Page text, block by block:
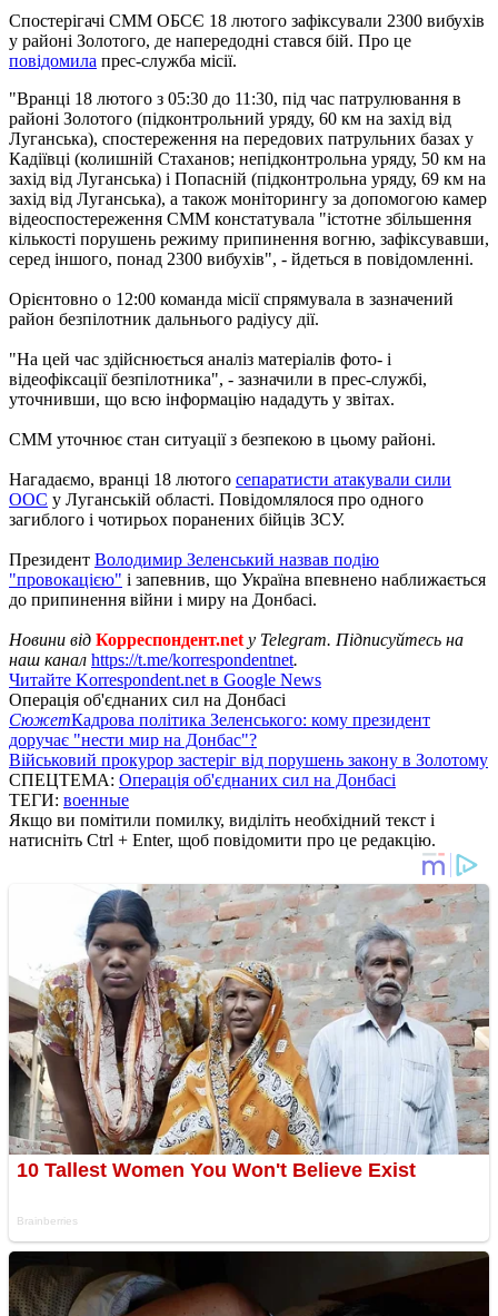
Спостерігачі СММ ОБСЄ 18 лютого зафіксували 2300 вибухів
у районі Золотого, де напередодні стався бій. Про це
повідомила прес-служба місії.
"Вранці 18 лютого з 05:30 до 11:30, під час патрулювання в
районі Золотого (підконтрольний уряду, 60 км на захід від
Луганська), спостереження на передових патрульних базах у
Кадіївці (колишній Стаханов; непідконтрольна уряду, 50 км на
захід від Луганська) і Попасній (підконтрольна уряду, 69 км на
захід від Луганська), а також моніторингу за допомогою камер
відеоспостереження СММ констатувала "істотне збільшення
кількості порушень режиму припинення вогню, зафіксувавши,
серед іншого, понад 2300 вибухів", - йдеться в повідомленні.
Орієнтовно о 12:00 команда місії спрямувала в зазначений
район безпілотник дальнього радіусу дії.
"На цей час здійснюється аналіз матеріалів фото- і
відеофіксації безпілотника", - зазначили в прес-службі,
уточнивши, що всю інформацію нададуть у звітах.
СММ уточнює стан ситуації з безпекою в цьому районі.
Нагадаємо, вранці 18 лютого сепаратисти атакували сили
ООС у Луганській області. Повідомлялося про одного
загиблого і чотирьох поранених бійців ЗСУ.
Президент Володимир Зеленський назвав подію
"провокацією" і запевнив, що Україна впевнено наближається
до припинення війни і миру на Донбасі.
Новини від Корреспондент.net у Telegram. Підписуйтесь на
наш канал https://t.me/korrespondentnet.
Читайте Korrespondent.net в Google News
Операція об'єднаних сил на Донбасі
СюжетКадрова політика Зеленського: кому президент
доручає "нести мир на Донбас"?
Військовий прокурор застеріг від порушень закону в Золотому
СПЕЦТЕМА: Операція об'єднаних сил на Донбасі
ТЕГИ: военные
Якщо ви помітили помилку, виділіть необхідний текст і
натисніть Ctrl + Enter, щоб повідомити про це редакцію.